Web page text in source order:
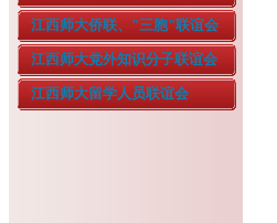
江西师大侨联、"三胞"联谊会
江西师大党外知识分子联谊会
江西师大留学人员联谊会